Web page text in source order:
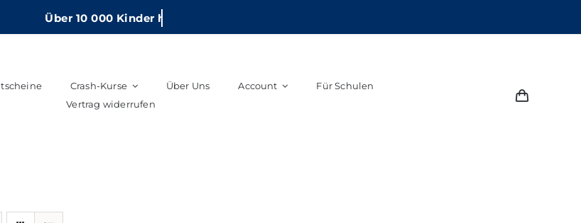
Crash-Kurse Über Uns Account
Für Schulen
Vertrag widerrufen